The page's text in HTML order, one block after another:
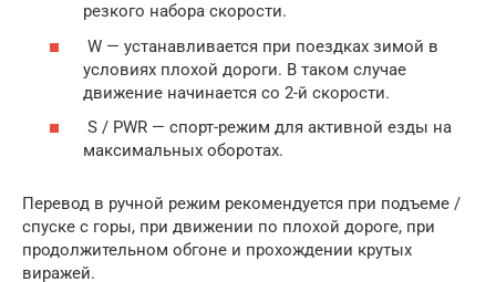
резкого набора скорости.
W — устанавливается при поездках зимой в
условиях плохой дороги. В таком случае
движение начинается со 2-й скорости.
S / PWR — спорт-режим для активной езды на
максимальных оборотах.
Перевод в ручной режим рекомендуется при подъеме /
спуске с горы, при движении по плохой дороге, при
продолжительном обгоне и прохождении крутых
виражей.